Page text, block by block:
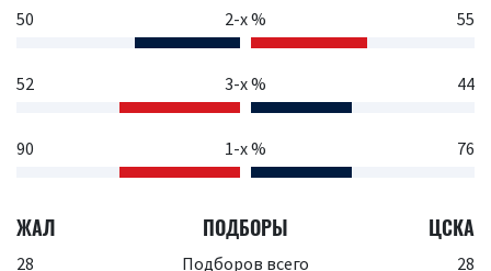
50 2-х % 55
52 3-х % 44
90 1-х % 76
ЖАЛ ПОДБОРЫ ЦСКА
28 Подборов всего 28